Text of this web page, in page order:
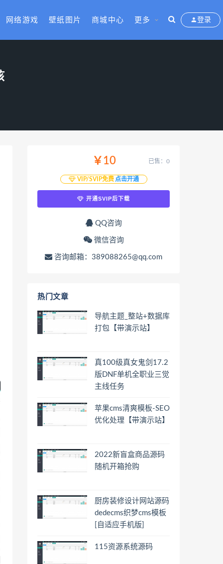
网络游戏 壁纸图片 商城中心 更多 登录
￥10
VIP/SVIP免费 点击开通
已售：0
开通SVIP后下载
QQ咨询
微信咨询
咨询邮箱：389088265@qq.com
热门文章
导航主题_整站+数据库
打包【带演示站】
真100级真女鬼剑17.2
版DNF单机全职业三觉
主线任务
苹果cms清爽模板-SEO
优化处理【带演示站】
2022新盲盒商品源码
随机开箱抢购
厨房装修设计网站源码
dedecms织梦cms模板
[自适应手机版]
115资源系统源码